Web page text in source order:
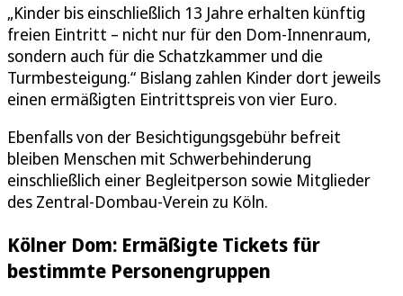
„Kinder bis einschließlich 13 Jahre erhalten künftig
freien Eintritt – nicht nur für den Dom-Innenraum,
sondern auch für die Schatzkammer und die
Turmbesteigung.“ Bislang zahlen Kinder dort jeweils
einen ermäßigten Eintrittspreis von vier Euro.
Ebenfalls von der Besichtigungsgebühr befreit
bleiben Menschen mit Schwerbehinderung
einschließlich einer Begleitperson sowie Mitglieder
des Zentral-Dombau-Verein zu Köln.
Kölner Dom: Ermäßigte Tickets für
bestimmte Personengruppen